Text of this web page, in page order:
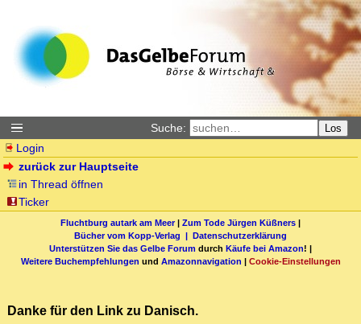
Suche: Los
Login
zurück zur Hauptseite
in Thread öffnen
Ticker
Fluchtburg autark am Meer| Zum Tode Jürgen Küßners |
Bücher vom Kopp-Verlag | Datenschutzerklärung
Unterstützen Sie das Gelbe Forum durch Käufe bei Amazon! |
Weitere Buchempfehlungen und Amazonnavigation | Cookie-Einstellungen
Danke für den Link zu Danisch.